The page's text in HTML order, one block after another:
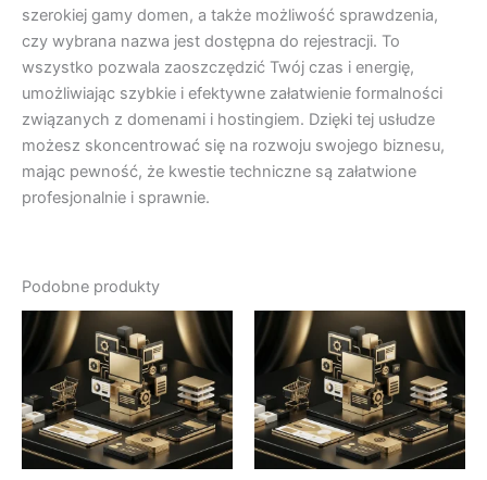
szerokiej gamy domen, a także możliwość sprawdzenia,
czy wybrana nazwa jest dostępna do rejestracji. To
wszystko pozwala zaoszczędzić Twój czas i energię,
umożliwiając szybkie i efektywne załatwienie formalności
związanych z domenami i hostingiem. Dzięki tej usłudze
możesz skoncentrować się na rozwoju swojego biznesu,
mając pewność, że kwestie techniczne są załatwione
profesjonalnie i sprawnie.
Podobne produkty